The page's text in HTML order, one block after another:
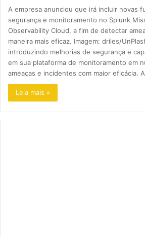
A empresa anunciou que irá incluir novas
segurança e monitoramento no Splunk
Observability Cloud, a fim de detectar
maneira mais eficaz. Imagem: driles/
introduzindo melhorias de segurança e
em sua plataforma de monitoramento em
ameaças e incidentes com maior eficácia.
Leia mais »